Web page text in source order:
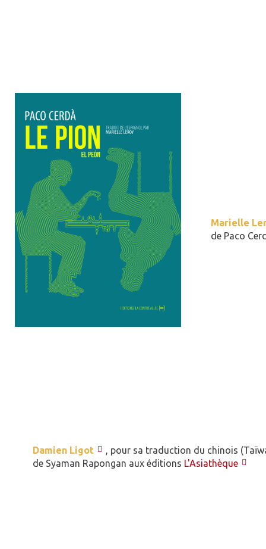
Marielle
de Paco
Damien Ligot
, pour sa traduction du chinois
de Syaman Rapongan aux éditions L'Asiathèque